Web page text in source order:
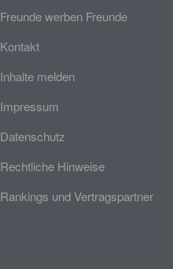
Freunde werben Freunde
Kontakt
Inhalte melden
Impressum
Datenschutz
Rechtliche Hinweise
Rankings und Vertragspartner